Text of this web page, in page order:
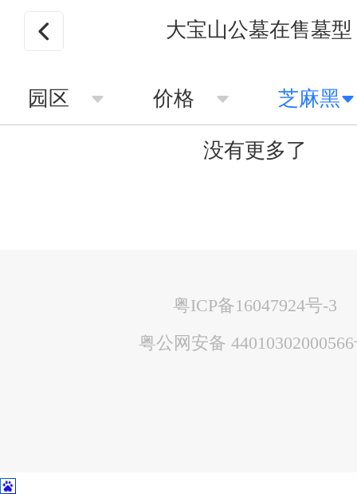
大宝山公墓在售墓型
园区 价格 芝麻黑
没有更多了
粤ICP备16047924号-3
粤公网安备